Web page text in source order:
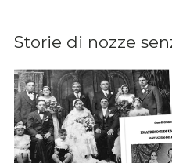
Storie di nozze